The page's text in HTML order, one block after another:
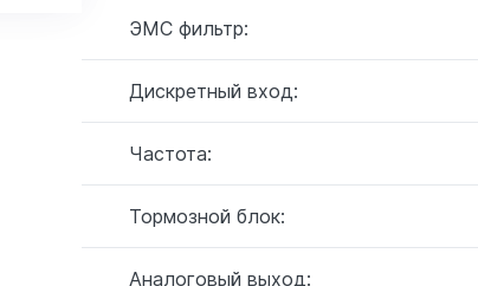
ЭМС фильтр:
Дискретный вход:
Частота:
Тормозной блок:
Аналоговый выход: